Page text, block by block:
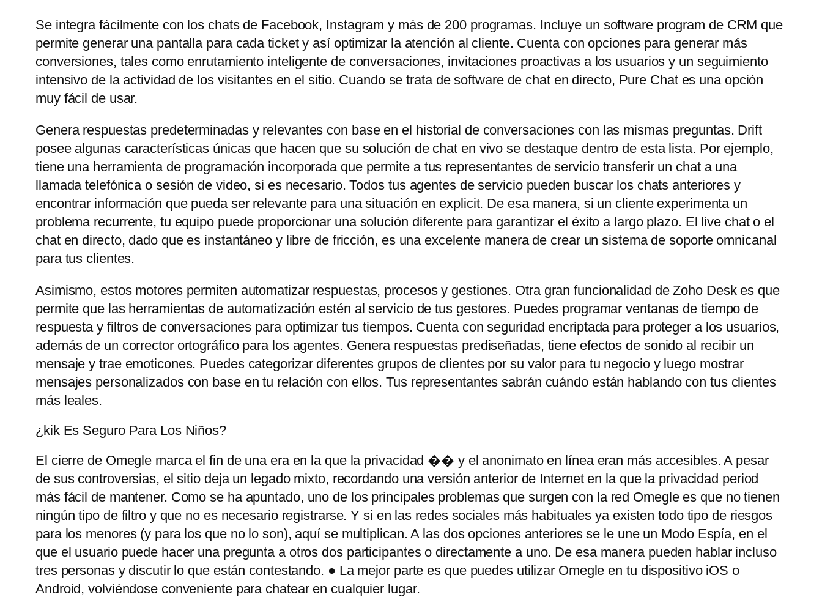
Se integra fácilmente con los chats de Facebook, Instagram y más de 200 programas. Incluye un software program de CRM que
permite generar una pantalla para cada ticket y así optimizar la atención al cliente. Cuenta con opciones para generar más
conversiones, tales como enrutamiento inteligente de conversaciones, invitaciones proactivas a los usuarios y un seguimiento
intensivo de la actividad de los visitantes en el sitio. Cuando se trata de software de chat en directo, Pure Chat es una opción
muy fácil de usar.
Genera respuestas predeterminadas y relevantes con base en el historial de conversaciones con las mismas preguntas. Drift
posee algunas características únicas que hacen que su solución de chat en vivo se destaque dentro de esta lista. Por ejemplo,
tiene una herramienta de programación incorporada que permite a tus representantes de servicio transferir un chat a una
llamada telefónica o sesión de video, si es necesario. Todos tus agentes de servicio pueden buscar los chats anteriores y
encontrar información que pueda ser relevante para una situación en explicit. De esa manera, si un cliente experimenta un
problema recurrente, tu equipo puede proporcionar una solución diferente para garantizar el éxito a largo plazo. El live chat o el
chat en directo, dado que es instantáneo y libre de fricción, es una excelente manera de crear un sistema de soporte omnicanal
para tus clientes.
Asimismo, estos motores permiten automatizar respuestas, procesos y gestiones. Otra gran funcionalidad de Zoho Desk es que
permite que las herramientas de automatización estén al servicio de tus gestores. Puedes programar ventanas de tiempo de
respuesta y filtros de conversaciones para optimizar tus tiempos. Cuenta con seguridad encriptada para proteger a los usuarios,
además de un corrector ortográfico para los agentes. Genera respuestas prediseñadas, tiene efectos de sonido al recibir un
mensaje y trae emoticones. Puedes categorizar diferentes grupos de clientes por su valor para tu negocio y luego mostrar
mensajes personalizados con base ​​en tu relación con ellos. Tus representantes sabrán cuándo están hablando con tus clientes
más leales.
¿kik Es Seguro Para Los Niños?
El cierre de Omegle marca el fin de una era en la que la privacidad �� y el anonimato en línea eran más accesibles. A pesar
de sus controversias, el sitio deja un legado mixto, recordando una versión anterior de Internet en la que la privacidad period
más fácil de mantener. Como se ha apuntado, uno de los principales problemas que surgen con la red Omegle es que no tienen
ningún tipo de filtro y que no es necesario registrarse. Y si en las redes sociales más habituales ya existen todo tipo de riesgos
para los menores (y para los que no lo son), aquí se multiplican. A las dos opciones anteriores se le une un Modo Espía, en el
que el usuario puede hacer una pregunta a otros dos participantes o directamente a uno. De esa manera pueden hablar incluso
tres personas y discutir lo que están contestando. ● La mejor parte es que puedes utilizar Omegle en tu dispositivo iOS o
Android, volviéndose conveniente para chatear en cualquier lugar.